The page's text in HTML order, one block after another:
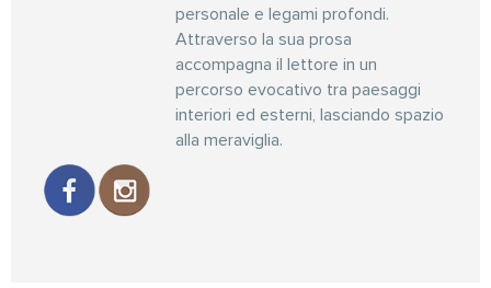
personale e legami profondi.
Attraverso la sua prosa
accompagna il lettore in un
percorso evocativo tra paesaggi
interiori ed esterni, lasciando spazio
alla meraviglia.